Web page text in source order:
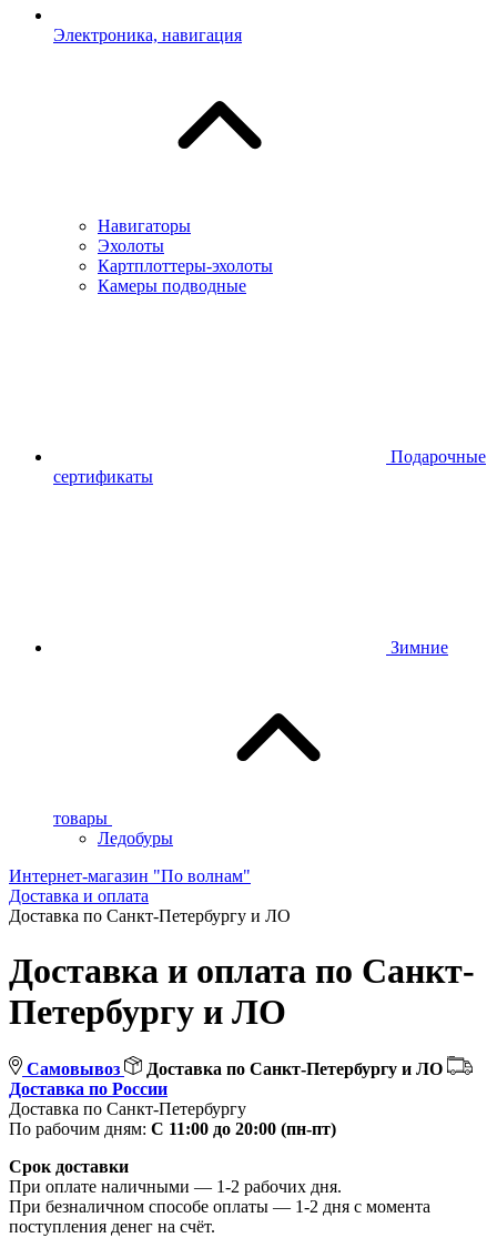
Электроника, навигация
Навигаторы
Эхолоты
Картплоттеры-эхолоты
Камеры подводные
Подарочные
сертификаты
Зимние
товары
Ледобуры
Интернет-магазин "По волнам"
Доставка и оплата
Доставка по Санкт-Петербургу и ЛО
Доставка и оплата по Санкт-
Петербургу и ЛО
Самовывоз
Доставка по Санкт-Петербургу и ЛО
Доставка по России
Доставка по Санкт-Петербургу
По рабочим дням: С 11:00 до 20:00 (пн-пт)
Срок доставки
При оплате наличными — 1-2 рабочих дня.
При безналичном способе оплаты — 1-2 дня с момента
поступления денег на счёт.